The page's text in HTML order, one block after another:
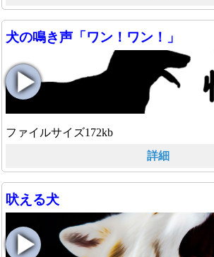
犬の鳴き声「ワン！ワン！」
ファイルサイズ172kb
詳細
吠える犬